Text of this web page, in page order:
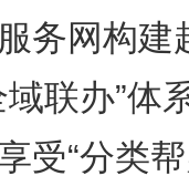
务网构建
联办”体
受“分类